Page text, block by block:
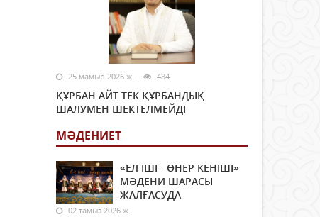
25 мамыр 2026 ж. 484
ҚҰРБАН АЙТ ТЕК ҚҰРБАНДЫҚ
ШАЛУМЕН ШЕКТЕЛМЕЙДІ
МӘДЕНИЕТ
«ЕЛ ІШІ - ӨНЕР КЕНІШІ»
МӘДЕНИ ШАРАСЫ
ЖАЛҒАСУДА
02 тамыз 2026 ж.